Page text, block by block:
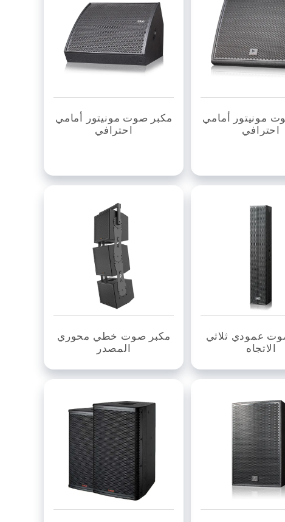
مونيتور أمامي
احترافي
مكبر صوت مونيتور أمامي
احترافي
عمودي ثلاثي
الاتجاه
مكبر صوت خطي محوري
المصدر